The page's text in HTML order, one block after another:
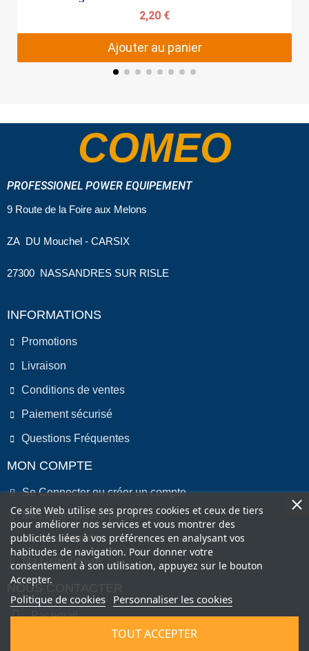
2,20 €
Ajouter au panier
COMEO
PROFESSIONEL POWER EQUIPEMENT
9 Route de la Foire aux Melons
ZA DU Mouchel - CARSIX
27300 NASSANDRES SUR RISLE
INFORMATIONS
Promotions
Livraison
Conditions de ventes
Paiement sécurisé
Questions Fréquentes
MON COMPTE
Se Connecter ou créer un compte
Mes informations personnel
Mes commandes
Ma Liste d'envie
NOUS CONTACTER
Par email
Ce site Web utilise ses propres cookies et ceux de tiers
pour améliorer nos services et vous montrer des
publicités liées à vos préférences en analysant vos
habitudes de navigation. Pour donner votre
consentement à son utilisation, appuyez sur le bouton
Accepter.
Politique de cookies Personnaliser les cookies
TOUT ACCEPTER